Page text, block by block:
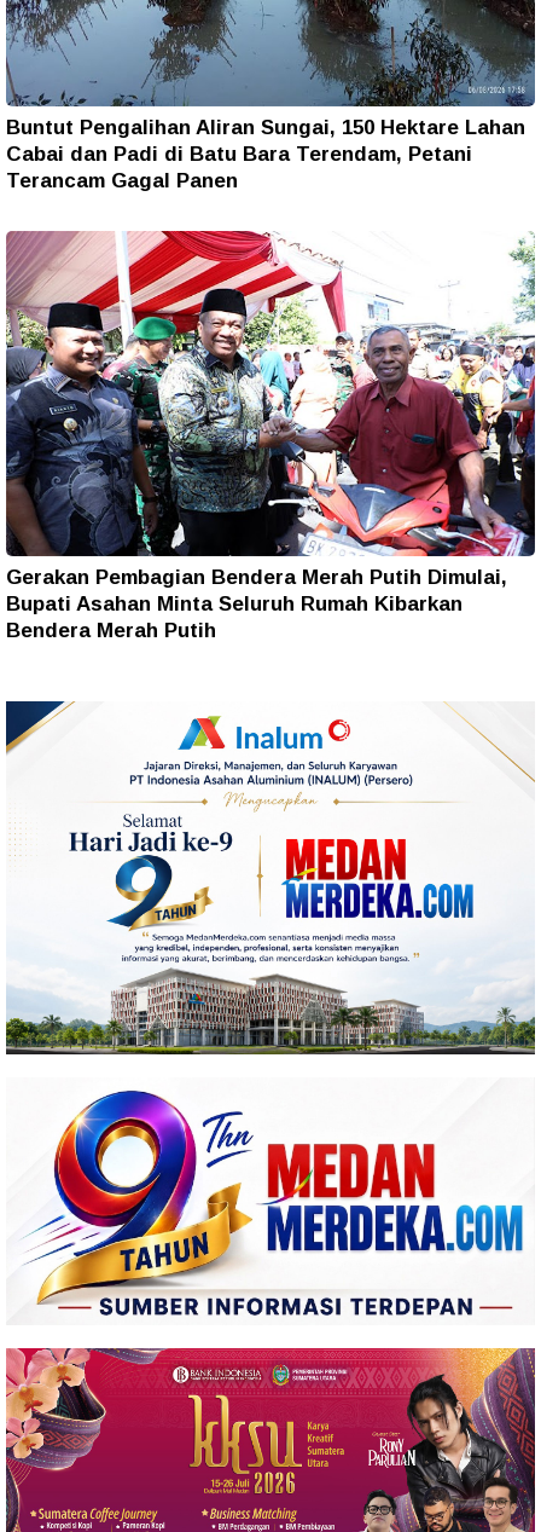
Buntut Pengalihan Aliran Sungai, 150 Hektare Lahan
Cabai dan Padi di Batu Bara Terendam, Petani
Terancam Gagal Panen
Gerakan Pembagian Bendera Merah Putih Dimulai,
Bupati Asahan Minta Seluruh Rumah Kibarkan
Bendera Merah Putih